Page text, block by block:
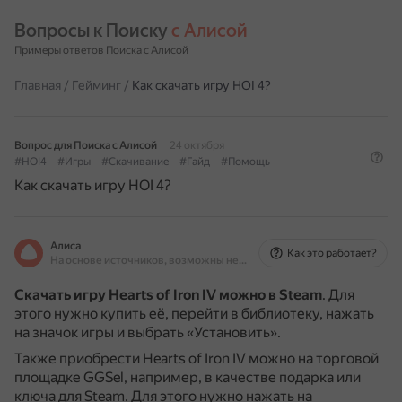
Вопросы к Поиску с Алисой
Примеры ответов Поиска с Алисой
Главная / Гейминг / Как скачать игру HOI 4?
Вопрос для Поиска с Алисой
24 октября
#HOI4
#Игры #Скачивание #Гайд #Помощь
Как скачать игру HOI 4?
Алиса
На основе источников, возможны неточности
Как это работает?
Скачать игру Hearts of Iron IV можно в Steam. Для
этого нужно купить её, перейти в библиотеку, нажать
на значок игры и выбрать «Установить».
Также приобрести Hearts of Iron IV можно на торговой
площадке GGSel, например, в качестве подарка или
ключа для Steam. Для этого нужно нажать на